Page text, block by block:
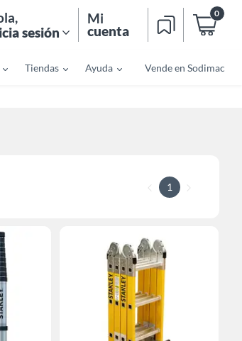
,
sesión
Mi
cuenta
0
Tiendas Ayuda Vende en Sodimac
1